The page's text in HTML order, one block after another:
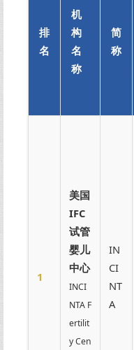
排
名
机
构
名
称
简
称
1
美国
IFC
试管
婴儿
中心
INCI
NTA F
ertilit
y Cen
IN
CI
NT
A